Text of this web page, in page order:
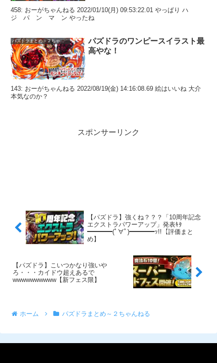
458: おーがちゃんねる 2022/01/10(月) 09:53:22.01 やっぱり ハ
ジ パ ン マ ン やったね
パズドラまとめ～２ちゃんねる
パズドラのワンピースイラスト最
高やな！
143: おーがちゃんねる 2022/08/19(金) 14:16:08.69 絵はいいね 大介
本気なのか？
スポンサーリンク
【パズドラ】強くね？？？「10周年記念
エクストラパワーアップ」発表ｷﾀ
━━━━(ﾟ∀ﾟ)━━━━ｯ!!【評価まと
め】
【パズドラ】こいつかなり強いや
ろ・・・カイドウ超えあるで
wwwwwwwwww【新フェス限】
ホーム パズドラまとめ～２ちゃんねる